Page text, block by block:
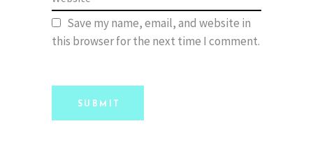
Save my name, email, and website in
this browser for the next time I comment.
SUBMIT